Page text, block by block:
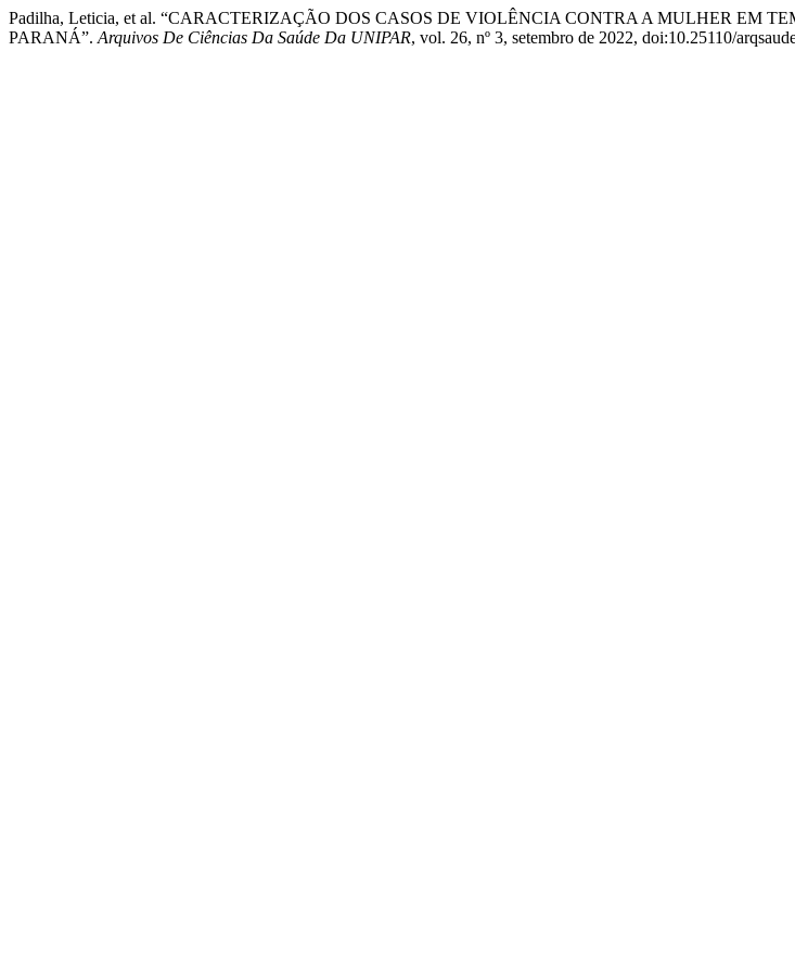
Padilha, Leticia, et al. “CARACTERIZAÇÃO DOS CASOS DE VIOLÊNCIA CONTRA A MULHER EM
PARANÁ”. Arquivos De Ciências Da Saúde Da UNIPAR, vol. 26, nº 3, setembro de 2022, doi:10.25110/